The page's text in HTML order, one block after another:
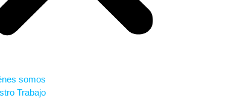
somos
Trabajo